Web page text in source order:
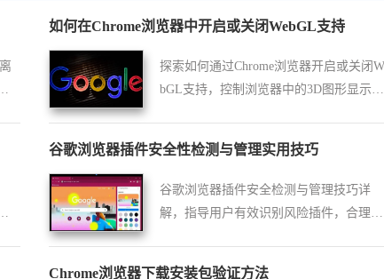
如何在Chrome浏览器中开启或关闭WebGL支持
探索如何通过Chrome浏览器开启或关闭
bGL支持，控制浏览器中的3D图形显示功
谷歌浏览器插件安全性检测与管理实用技巧
谷歌浏览器插件安全检测与管理技巧详
解，指导用户有效识别风险插件，合理管
Chrome浏览器下载安装包验证方法